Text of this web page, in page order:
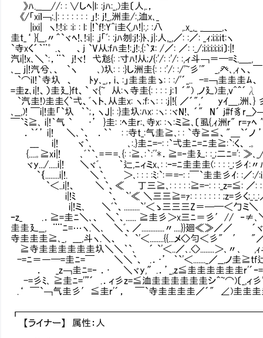
》ﾊ.__＿//: : ∨しﾍ|l: :jﾊ:_,)圭〔人,.，
《/「xiｌ￢:.|: : : : : : : 」!: j!_,洲圭/:,洫x､_
|ixi| ヽ!:!:i: :i: : l: |!`f!:Y^i圭〈,ﾊ!|:,: :八 ,.x_,_ _＿＿,、
圭t_‘ }{__,〃＾`ヾﾍ!､!:i|: ,j「ﾞ: :jﾊ刎:j!:}ﾄ､j|:人,_,／: :／: _ｨ;i;i;it:ヽ
`寺xく´｀¨゜ .、 、j `V从;fﾊ圭!:,j!:,{:`ﾇ: /／: ／: :_/;i;i;i;i;i;i〕:|!
汽i|!x､＼`:，¨` j!ヾ! 弋尨{: :寸ﾊ!从;ﾉ{:'/: :'/: :,ィ斗￢＝━=ﾐ.＿_,
､__ j|!汽兮､、 `ヽ ､)圦: : :}し洲圭{: : :'/: :/'~彡'" _,癶､,ｨヽ、
`⌒iI!｀寺圦 、 ﾄy､_,，i、:」圭圭圭ゝ: : :/'´_.. -=￢圭圭圭ﾑ
=圭z､i|!、）圭廴}ft、` ヾ{~ 从:ヽ寺圭{: : : : j:1 ´") ,ノ廴)圭,v^＾
`汽圭!)圭圭〈`弌、ﾞヽト､从圭x: ヽ;f:ヽ: : :j|!{ ／´",´ yｲ＿,洲､}
､__,)! ￣i|!圭「`圦 ｀`;，ヽJ|: :}圭圦:ﾊx: :ヽ: :ヾN!､ ´" N´ j#f豸r__
￣`ﾐ≧､ i|!｀气 `㍉ ･’ }圭: :ﾍ圭r:､寺x: :ヽ:ミ≧､〔虱{,ｨ洲r" r=ｧﾍ
．｀´’ i|! ＼､`、 ．`｀㍉: :寺t_:气圭≧､: : `寺≧≦、"＿`´
___ i|! ヾ`､ ㍉､:.}圭ﾆ=-: :`弌圭ﾆ=ﾆ圭≧:`:く、 .｡ /: : :
{....｡≧xｉ|! ､ﾞ｀`､=＝=､{: :≧､:｀:ﾞ'*．≧=‐圭廴: :_;二ﾆ=': ≫､
ヾy.../.....i|! ＼ヾﾞ､ ｀辷,ﾆィミx､: :ｰ=ﾆ圭圭圭(: : : :_;彡ｲ:
`｛........i|!. ＼`､ ＞､: : : :ﾐ:`:＝=-: :￣`圭圭彡ｲ: :／:/:i
`＜..i|!、 ＼`、≪ 丁三≧､: : : : :≧=-: : :_z=≦: ／: : :/;
i|!ﾐ `、 `'≪ ＼三三≧=ｧ: : : : : : : ;z=彡く;_:_:／
i|!ミ､ ＼ﾞ`、.........`'＜ゝ三三三Z＝─━＜勹ミ＼
ｰz_ .．≧=圭ﾆ＼､、 ＼`、...... ≧圭彡＞x三ﾆ＝彡′// ‐≠､
圭圭廴__, ¨¨ﾆ=…ヽ.＼､ ＼ﾞ、／.............〃....}}廻≪≫／／ ´
寺圭圭圭≧､_, ___,斗ヽ.＼、 ` `'＜........{{...メ<>匀＜彡" ′ "
≧寺圭圭圭圭圭圭圦＼＼｀`､ ´ `'＜..／､.<>........＞､〃､ ,
-=ﾆ＝―━=圭ﾆ=￣ ＼＼`、 .．･’ ｀`'＜......._／__,ノ圭
． _z￢圭ﾆ=‐ ．･ ＼ヾy,″.．’_,z≦圭圭圭圭圭圭r'´ｰ=ニ
-=彡ﾐ､ ≧圭ﾆ='”´ .．ィ彡z=≦洫圭圭圭圭圭圭シ＾~⌒)〔_,ィ
.‘ ￣`￢气圭彡′≦圭r'´，〟￣`寺圭圭圭圭／´" ∠)圭圭圭
【ライナー】 属性：人